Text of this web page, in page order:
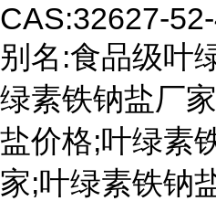
CAS:32627-
别名:食品级叶
绿素铁钠盐厂
盐价格;叶绿素
家;叶绿素铁钠